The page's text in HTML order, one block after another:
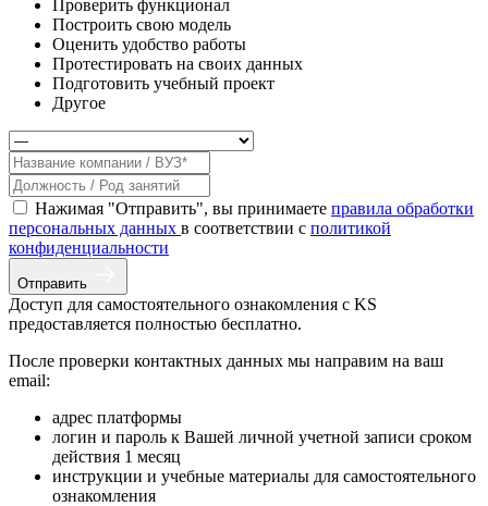
Проверить функционал
Построить свою модель
Оценить удобство работы
Протестировать на своих данных
Подготовить учебный проект
Другое
Нажимая "Отправить", вы принимаете правила обработки
персональных данных в соответствии с политикой
конфиденциальности
Отправить
Доступ для самостоятельного ознакомления с KS
предоставляется полностью бесплатно.
После проверки контактных данных мы направим на ваш
email:
адрес платформы
логин и пароль к Вашей личной учетной записи сроком
действия 1 месяц
инструкции и учебные материалы для самостоятельного
ознакомления